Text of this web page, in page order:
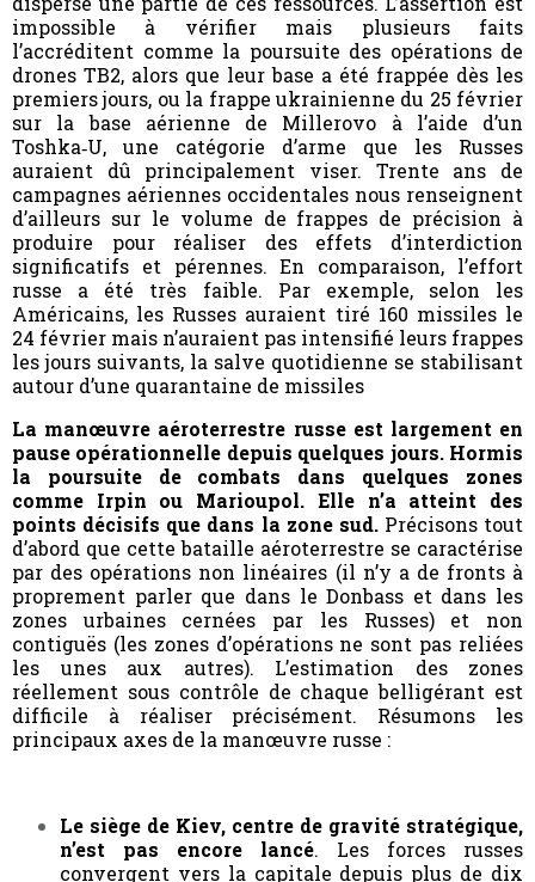
impossible à vérifier mais plusieurs faits
l’accréditent comme la poursuite des opérations de
drones TB2, alors que leur base a été frappée dès les
premiers jours, ou la frappe ukrainienne du 25 février
sur la base aérienne de Millerovo à l’aide d’un
Toshka‑U, une catégorie d’arme que les Russes
auraient dû principalement viser. Trente ans de
campagnes aériennes occidentales nous renseignent
d’ailleurs sur le volume de frappes de précision à
produire pour réaliser des effets d’interdiction
significatifs et pérennes. En comparaison, l’effort
russe a été très faible. Par exemple, selon les
Américains, les Russes auraient tiré 160 missiles le
24 février mais n’auraient pas intensifié leurs frappes
les jours suivants, la salve quotidienne se stabilisant
autour d’une quarantaine de missiles
La manœuvre aéroterrestre russe est largement en
pause opérationnelle depuis quelques jours. Hormis
la poursuite de combats dans quelques zones
comme Irpin ou Marioupol. Elle n’a atteint des
points décisifs que dans la zone sud. Précisons tout
d’abord que cette bataille aéroterrestre se caractérise
par des opérations non linéaires (il n’y a de fronts à
proprement parler que dans le Donbass et dans les
zones urbaines cernées par les Russes) et non
contiguës (les zones d’opérations ne sont pas reliées
les unes aux autres). L’estimation des zones
réellement sous contrôle de chaque belligérant est
difficile à réaliser précisément. Résumons les
principaux axes de la manœuvre russe :
Le siège de Kiev, centre de gravité stratégique,
n’est pas encore lancé. Les forces russes
convergent vers la capitale depuis plus de dix